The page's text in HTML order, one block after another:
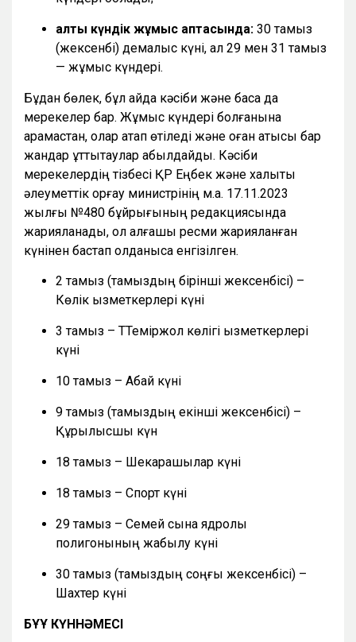
алты күндік жұмыс аптасында: 30 тамыз
(жексенбі) демалыс күні, ал 29 мен 31 тамыз
— жұмыс күндері.
Бұдан бөлек, бұл айда кәсіби және басқа да
мерекелер бар. Жұмыс күндері болғанына
қарамастан, олар атап өтіледі және оған қатысы бар
жандар құттықтаулар қабылдайды. Кәсіби
мерекелердің тізбесі ҚР Еңбек және халықты
әлеуметтік қорғау министрінің м.а. 17.11.2023
жылғы №480 бұйрығының редакциясында
жарияланады, ол алғашқы ресми жарияланған
күнінен бастап қолданысқа енгізілген.
2 тамыз (тамыздың бірінші жексенбісі) –
Көлік қызметкерлері күні
3 тамыз – ТТеміржол көлігі қызметкерлері
күні
10 тамыз – Абай күні
9 тамыз (тамыздың екінші жексенбісі) –
Құрылысшы күн
18 тамыз – Шекарашылар күні
18 тамыз – Спорт күні
29 тамыз – Семей сынақ ядролық
полигонының жабылу күні
30 тамыз (тамыздың соңғы жексенбісі) –
Шахтер күні
БҰҰ КҮННӘМЕСІ